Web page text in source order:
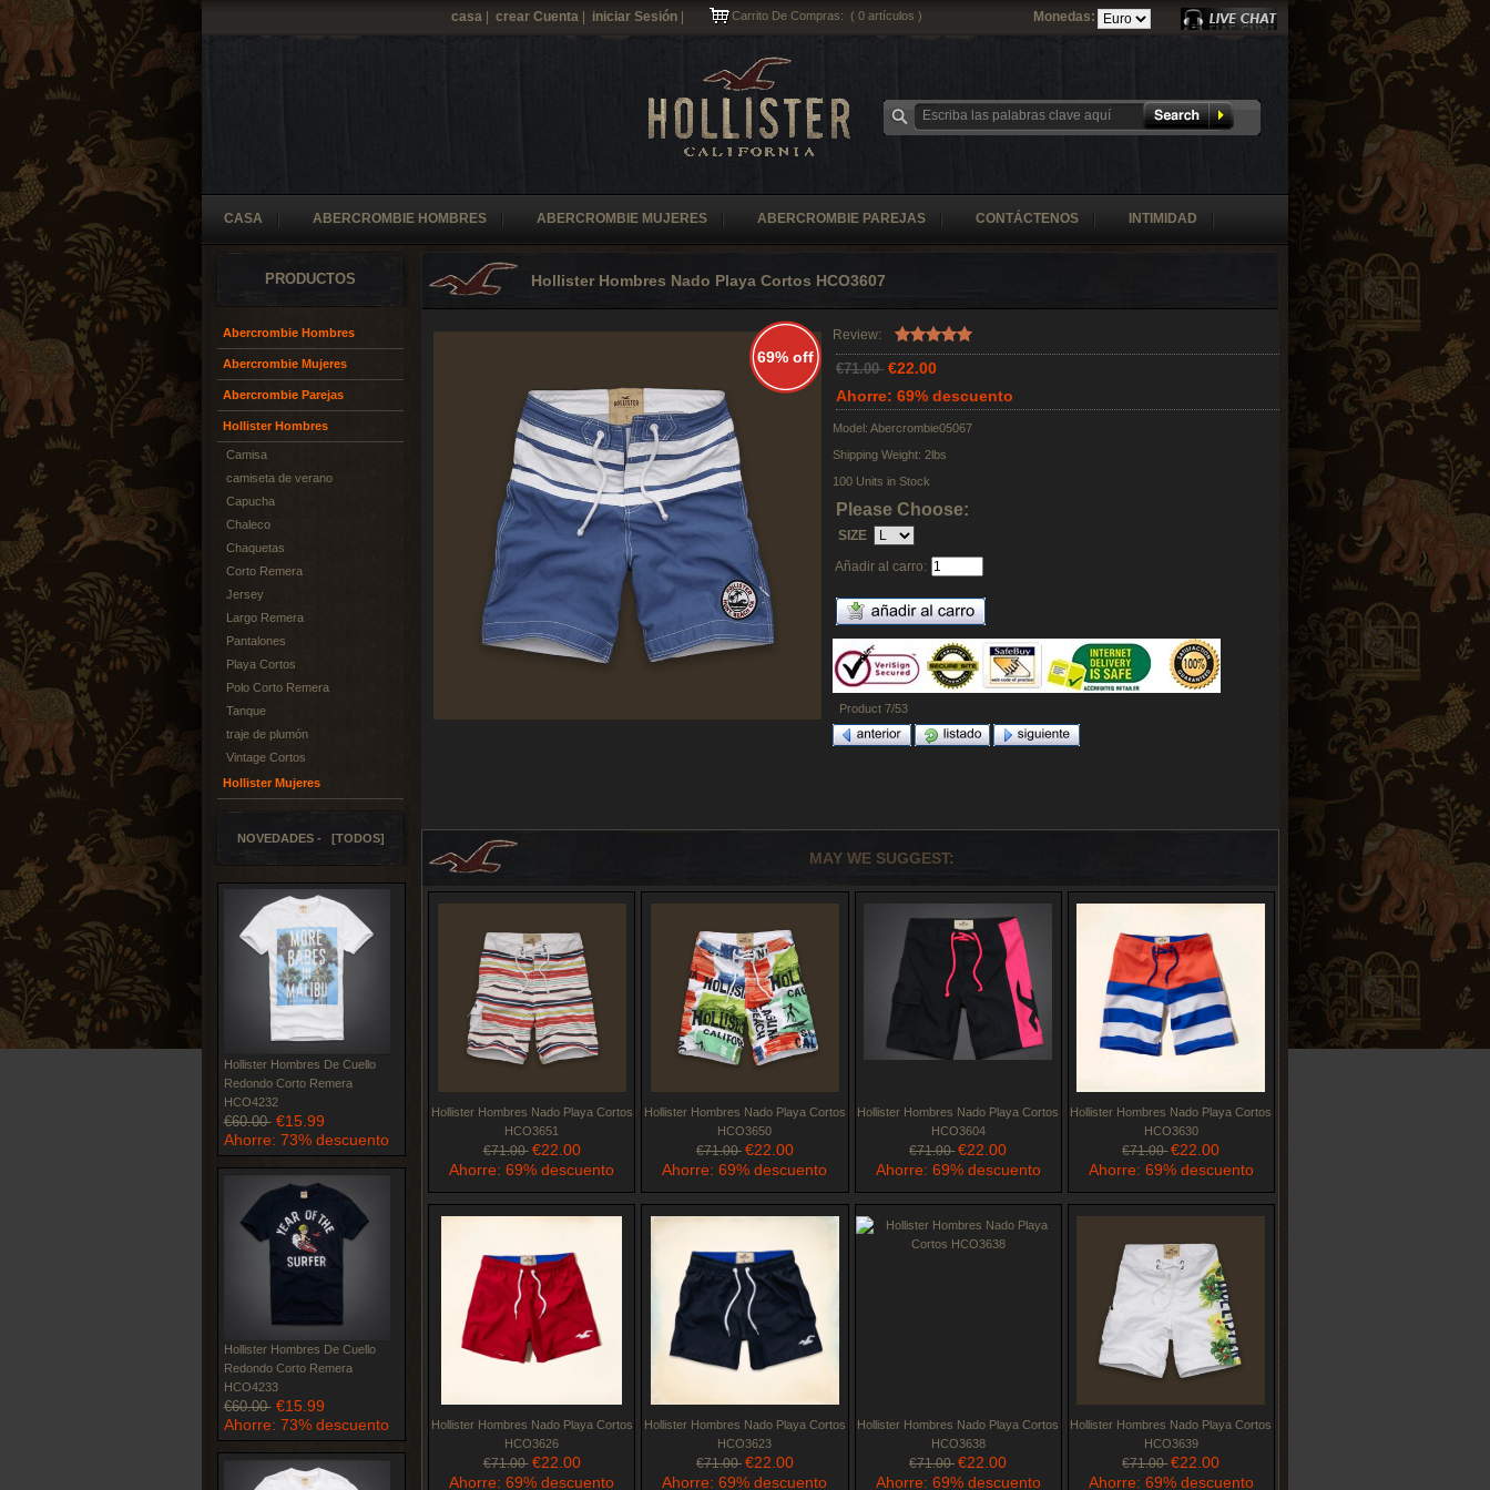
casa crear Cuenta iniciar Sesión Carrito De Compras: ( 0 artículos ) Monedas:
CASA ABERCROMBIE HOMBRES ABERCROMBIE MUJERES ABERCROMBIE PAREJAS CONTÁCTENOS INTIMIDAD
PRODUCTOS
Abercrombie Hombres
Abercrombie Mujeres
Abercrombie Parejas
Hollister Hombres
Camisa
camiseta de verano
Capucha
Chaleco
Chaquetas
Corto Remera
Jersey
Largo Remera
Pantalones
Playa Cortos
Polo Corto Remera
Tanque
traje de plumón
Vintage Cortos
Hollister Mujeres
NOVEDADES - [TODOS]
Hollister Hombres De Cuello
Redondo Corto Remera
HCO4232
€60.00 €15.99
Ahorre: 73% descuento
Hollister Hombres De Cuello
Redondo Corto Remera
HCO4233
€60.00 €15.99
Ahorre: 73% descuento
Hollister Hombres Nado Playa Cortos HCO3607
69% off
Review:
€71.00 €22.00
Ahorre: 69% descuento
Model: Abercrombie05067
Shipping Weight: 2lbs
100 Units in Stock
Please Choose:
SIZE
Añadir al carro:
Product 7/53
MAY WE SUGGEST:
Hollister Hombres Nado Playa Cortos
HCO3651
€71.00 €22.00
Ahorre: 69% descuento
Hollister Hombres Nado Playa Cortos
HCO3650
€71.00 €22.00
Ahorre: 69% descuento
Hollister Hombres Nado Playa Cortos
HCO3604
€71.00 €22.00
Ahorre: 69% descuento
Hollister Hombres Nado Playa Cortos
HCO3630
€71.00 €22.00
Ahorre: 69% descuento
Hollister Hombres Nado Playa Cortos
HCO3626
€71.00 €22.00
Ahorre: 69% descuento
Hollister Hombres Nado Playa Cortos
HCO3623
€71.00 €22.00
Ahorre: 69% descuento
Hollister Hombres Nado Playa Cortos
HCO3638
€71.00 €22.00
Ahorre: 69% descuento
Hollister Hombres Nado Playa Cortos
HCO3639
€71.00 €22.00
Ahorre: 69% descuento